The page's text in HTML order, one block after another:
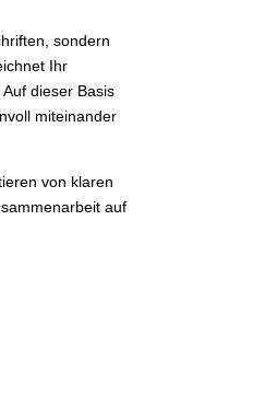
sondern
Ihr
dieser Basis
miteinander
von klaren
auf